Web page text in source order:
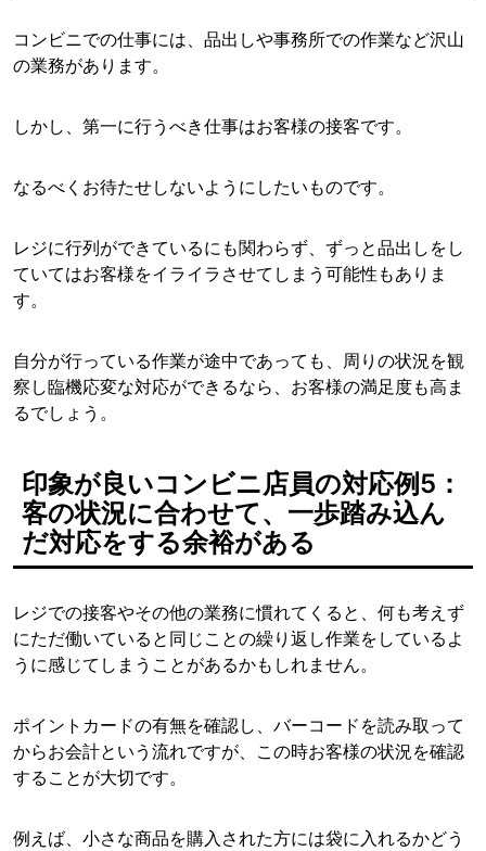
コンビニでの仕事には、品出しや事務所での作業など沢山
の業務があります。
しかし、第一に行うべき仕事はお客様の接客です。
なるべくお待たせしないようにしたいものです。
レジに行列ができているにも関わらず、ずっと品出しをし
ていてはお客様をイライラさせてしまう可能性もありま
す。
自分が行っている作業が途中であっても、周りの状況を観
察し臨機応変な対応ができるなら、お客様の満足度も高ま
るでしょう。
印象が良いコンビニ店員の対応例5：
客の状況に合わせて、一歩踏み込ん
だ対応をする余裕がある
レジでの接客やその他の業務に慣れてくると、何も考えず
にただ働いていると同じことの繰り返し作業をしているよ
うに感じてしまうことがあるかもしれません。
ポイントカードの有無を確認し、バーコードを読み取って
からお会計という流れですが、この時お客様の状況を確認
することが大切です。
例えば、小さな商品を購入された方には袋に入れるかどう